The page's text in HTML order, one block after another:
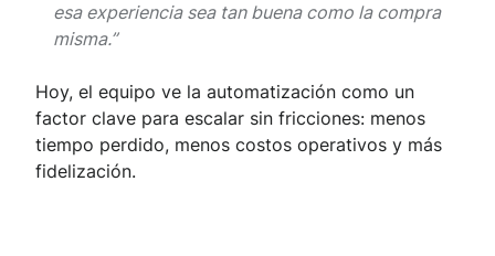
esa experiencia sea tan buena como la compra
misma.”
Hoy, el equipo ve la automatización como un
factor clave para escalar sin fricciones: menos
tiempo perdido, menos costos operativos y más
fidelización.